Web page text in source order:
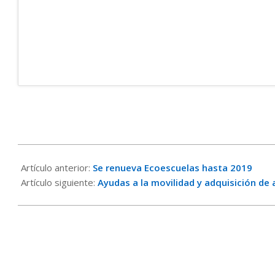
02-
14
Artículo anterior: Se renueva Ecoescuelas hasta 2019
Artículo siguiente: Ayudas a la movilidad y adquisición de